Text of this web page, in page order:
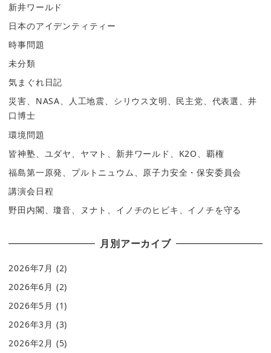
新井ワールド
日本のアイデンティティー
時事問題
未分類
気まぐれ日記
災害、NASA、人工地震、シリウス文明、民主党、代表選、井
口博士
環境問題
皆神塾、ユダヤ、ヤマト、新井ワールド、K2O、覇権
福島第一原発、プルトニュウム、原子力安全・保安委員会
講演会日程
野田内閣、瓊音、ヌナト、イノチのヒビキ、イノチを守る
月別アーカイブ
2026年7月 (2)
2026年6月 (2)
2026年5月 (1)
2026年3月 (3)
2026年2月 (5)